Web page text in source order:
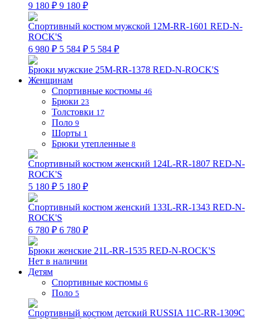
9 180 ₽ 9 180 ₽
Спортивный костюм мужской 12M-RR-1601 RED-N-
ROCK'S
6 980 ₽ 5 584 ₽ 5 584 ₽
Брюки мужские 25M-RR-1378 RED-N-ROCK'S
Женщинам
Спортивные костюмы 46
Брюки 23
Толстовки 17
Поло 9
Шорты 1
Брюки утепленные 8
Спортивный костюм женский 124L-RR-1807 RED-N-
ROCK'S
5 180 ₽ 5 180 ₽
Спортивный костюм женский 133L-RR-1343 RED-N-
ROCK'S
6 780 ₽ 6 780 ₽
Брюки женские 21L-RR-1535 RED-N-ROCK'S
Нет в наличии
Детям
Спортивные костюмы 6
Поло 5
Спортивный костюм детский RUSSIA 11C-RR-1309C